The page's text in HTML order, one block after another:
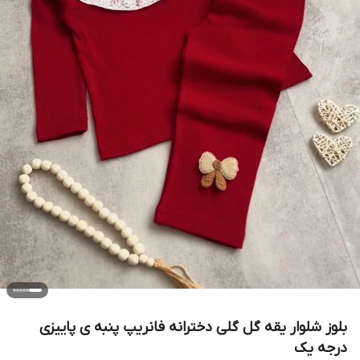
بلوز شلوار یقه گل گلی دخترانه فانریپ پنبه ی پاییزی
درجه یک